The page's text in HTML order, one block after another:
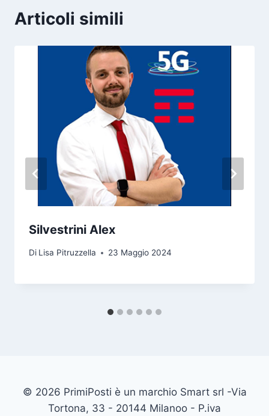
Articoli simili
Silvestrini Alex
Di Lisa Pitruzzella 23 Maggio 2024
© 2026 PrimiPosti è un marchio Smart srl -Via
Tortona, 33 - 20144 Milanoo - P.iva